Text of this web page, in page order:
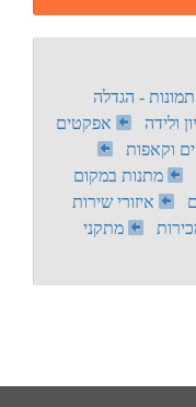
תמונות - הגדלה
ולידה
אפקטים
וקאפות
מתנות במקום
איזורי שירות
מתקני